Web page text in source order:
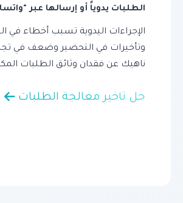
الطلبات يدوياً أو إرسالها عبر
الإجراءات اليدوية تسبب أخطاء في
وتأخيرات في التحضير وضعف في
ناهيك عن فقدان وثائق الطلبات
حل تأخير معالجة الطلبات